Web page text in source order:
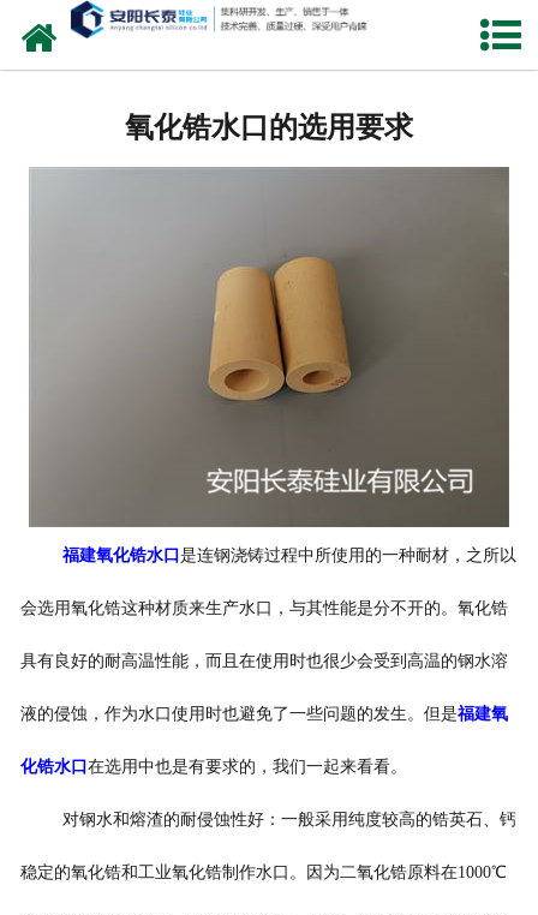
网站首页
氧化锆水口的选用要求
福建氧化锆水口 是连钢浇铸过程中所使用的一种耐材，之所以
会选用氧化锆这种材质来生产水口，与其性能是分不开的。氧化锆
具有良好的耐高温性能，而且在使用时也很少会受到高温的钢水溶
液的侵蚀，作为水口使用时也避免了一些问题的发生。但是福建氧
化锆水口 在选用中也是有要求的，我们一起来看看。
对钢水和熔渣的耐侵蚀性好：一般采用纯度较高的锆英石、钙
稳定的氧化锆和工业氧化锆制作水口。因为二氧化锆原料在1000℃